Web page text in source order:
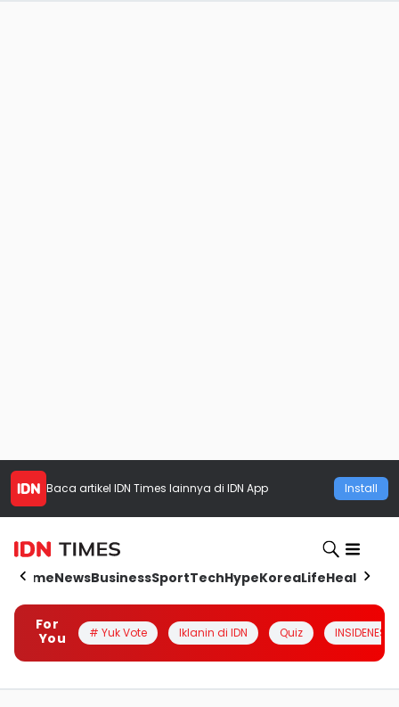
Baca artikel IDN Times lainnya di IDN App Install
HomeNewsBusinessSportTechHypeKoreaLifeHealth
For
You
# Yuk Vote Iklanin di IDN Quiz INSIDENESIA